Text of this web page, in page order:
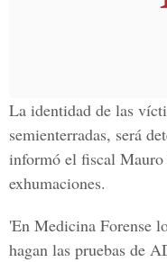
La identidad de las
semienterradas, será
informó el fiscal
exhumaciones.
'En Medicina Forense
hagan las pruebas de